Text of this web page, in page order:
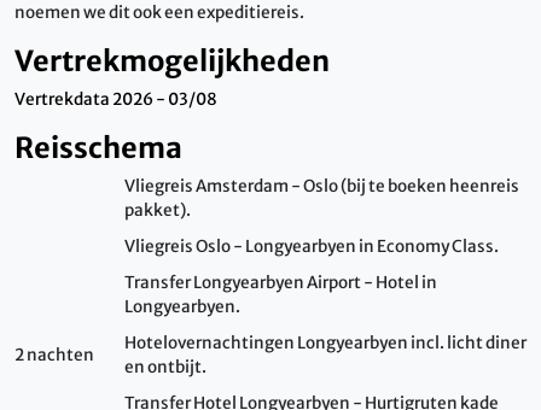
noemen we dit ook een expeditiereis.
Vertrekmogelijkheden
Vertrekdata 2026 - 03/08
Reisschema
Vliegreis Amsterdam - Oslo (bij te boeken heenreis
pakket).
Vliegreis Oslo - Longyearbyen in Economy Class.
Transfer Longyearbyen Airport - Hotel in
Longyearbyen.
2 nachten
Hotelovernachtingen Longyearbyen incl. licht diner
en ontbijt.
Transfer Hotel Longyearbyen - Hurtigruten kade